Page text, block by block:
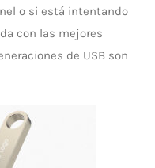
o si está intentando
con las mejores
de USB son